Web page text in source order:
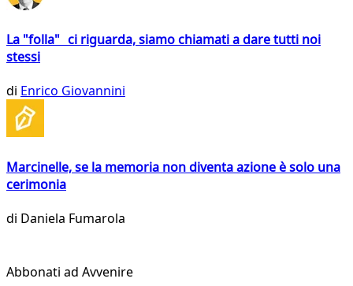
La "folla" ci riguarda, siamo chiamati a dare tutti noi
stessi
di Enrico Giovannini
Marcinelle, se la memoria non diventa azione è solo una
cerimonia
di Daniela Fumarola
Abbonati ad Avvenire